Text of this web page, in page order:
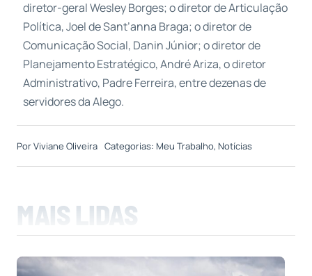
diretor-geral Wesley Borges; o diretor de Articulação
Política, Joel de Sant’anna Braga; o diretor de
Comunicação Social, Danin Júnior; o diretor de
Planejamento Estratégico, André Ariza, o diretor
Administrativo, Padre Ferreira, entre dezenas de
servidores da Alego.
PorViviane Oliveira Categorias: Meu Trabalho, Notícias
MAIS LIDAS